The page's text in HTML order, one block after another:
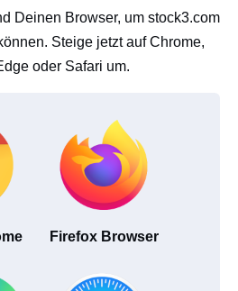
Deinen Browser, um stock3.com
Steige jetzt auf Chrome,
oder Safari um.
Firefox Browser